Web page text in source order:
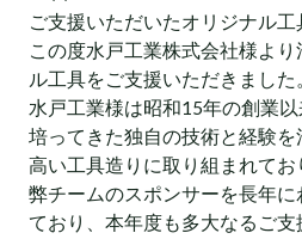
ご支援いただいたオリジナル工
この度水戸工業株式会社様より
ル工具をご支援いただきました
水戸工業様は昭和15年の創業
培ってきた独自の技術と経験
高い工具造りに取り組まれてお
弊チームのスポンサーを長年
ており、本年度も多大なるご支